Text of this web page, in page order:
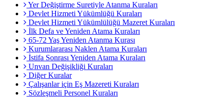
Yer Değiştirme Suretiyle Atanma Kuraları
Devlet Hizmeti Yükümlüğü Kuraları
Devlet Hizmeti Yükümlülüğü Mazeret Kuraları
İlk Defa ve Yeniden Atama Kuraları
65-72 Yaş Yeniden Atanma Kurası
Kurumlararası Naklen Atama Kuraları
İstifa Sonrası Yeniden Atama Kuraları
Unvan Değişikliği Kuraları
Diğer Kuralar
Çalışanlar için Eş Mazereti Kuraları
Sözleşmeli Personel Kuraları